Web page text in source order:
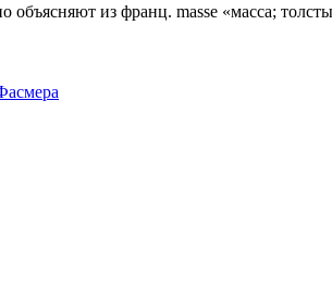
объясняют из франц. masse «масса;